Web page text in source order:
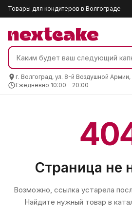
Товары для кондитеров в Волгограде
г. Волгоград, ул. 8-й Воздушной Армии,
Ежедневно 10:00 – 20:00
Страница не
Возможно, ссылка устарела
Найдите нужный товар в